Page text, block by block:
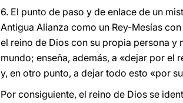
6. El punto de paso y de enlace de un
Antigua Alianza como un Rey-Mesías
el reino de Dios con su propia persona y
mundo; enseña, además, a «dejar por el
y, en otro punto, a dejar todo esto «por
Por consiguiente, el reino de Dios se